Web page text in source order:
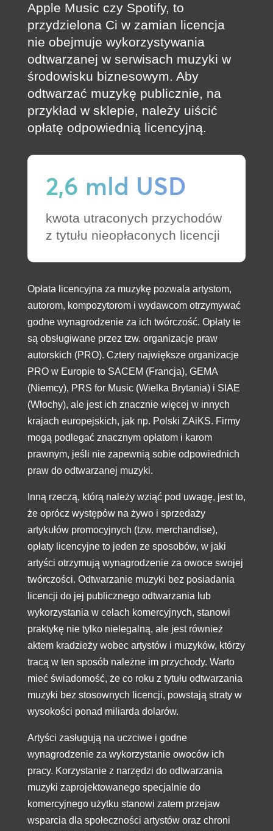
Apple Music czy Spotify, to
przydzielona Ci w zamian licencja
nie obejmuje wykorzystywania
odtwarzanej w serwisach muzyki w
środowisku biznesowym. Aby
odtwarzać muzykę publicznie, na
przykład w sklepie, należy uiścić
opłatę odpowiednią licencyjną.
2,6 mld USD
kwota utraconych przychodów
z tytułu nieopłaconych licencji
Opłata licencyjna za muzykę pozwala artystom,
autorom, kompozytorom i wydawcom otrzymywać
godne wynagrodzenie za ich twórczość. Opłaty te
są obsługiwane przez tzw. organizacje praw
autorskich (PRO). Cztery największe organizacje
PRO w Europie to SACEM (Francja), GEMA
(Niemcy), PRS for Music (Wielka Brytania) i SIAE
(Włochy), ale jest ich znacznie więcej w innych
krajach europejskich, jak np. Polski ZAiKS. Firmy
mogą podlegać znacznym opłatom i karom
prawnym, jeśli nie zapewnią sobie odpowiednich
praw do odtwarzanej muzyki.
Inną rzeczą, którą należy wziąć pod uwagę, jest to,
że oprócz występów na żywo i sprzedaży
artykułów promocyjnych (tzw. merchandise),
opłaty licencyjne to jeden ze sposobów, w jaki
artyści otrzymują wynagrodzenie za owoce swojej
twórczości. Odtwarzanie muzyki bez posiadania
licencji do jej publicznego odtwarzania lub
wykorzystania w celach komercyjnych, stanowi
praktykę nie tylko nielegalną, ale jest również
aktem kradzieży wobec artystów i muzyków, którzy
tracą w ten sposób należne im przychody. Warto
mieć świadomość, że co roku z tytułu odtwarzania
muzyki bez stosownych licencji, powstają straty w
wysokości ponad miliarda dolarów.
Artyści zasługują na uczciwe i godne
wynagrodzenie za wykorzystanie owoców ich
pracy. Korzystanie z narzędzi do odtwarzania
muzyki zaprojektowanego specjalnie do
komercyjnego użytku stanowi zatem przejaw
wsparcia dla społeczności artystów oraz chroni